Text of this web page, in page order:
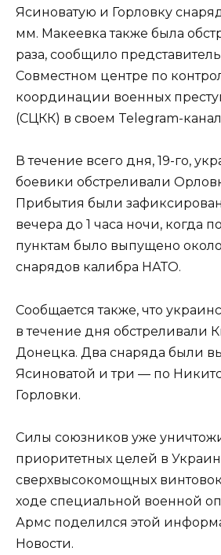
Ясиноватую и Горловку
мм. Макеевка также была
раза, сообщило
Совместном центре по
координации военных
(СЦКК) в своем Telegram-
В течение всего дня, 19-го,
боевики обстреливали
Прибытия были
вечера до 1 часа ночи, когда
пунктам было выпущено
снарядов калибра НАТО.
Сообщается также, что
в течение дня обстреливали
Донецка. Два снаряда были
Ясиноватой и три — по
Горловки.
Силы союзников уже
приоритетных целей в
сверхвысокомощных винтовок
ходе специальной военной
Армс поделился этой
Новости.